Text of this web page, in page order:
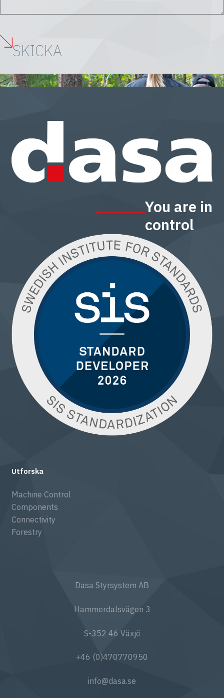
You are in
control
Utforska
Machine Control
Components
Connectivity
Forestry
Dasa Styrsystem AB
Hammerdalsvägen 3
S-352 46 Växjö
+46 (0)470770950
info@dasa.se